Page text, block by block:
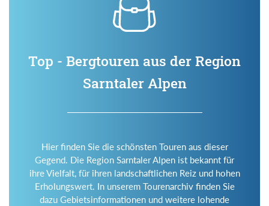
Top - Bergtouren aus der Region
Sarntaler Alpen
Hier finden Sie die schönsten Touren aus dieser
Gegend. Die Region Sarntaler Alpen ist bekannt für
ihre Vielfalt, für ihren landschaftlichen Reiz und hohen
Erholungswert. In unserem Tourenarchiv finden Sie
dazu Gebietsinformationen und weitere lohende